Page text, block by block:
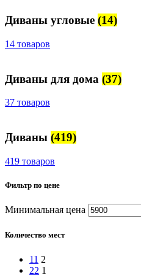
Диваны угловые (14)
14 товаров
Диваны для дома (37)
37 товаров
Диваны (419)
419 товаров
Фильтр по цене
Минимальная цена
Количество мест
11 2
22 1